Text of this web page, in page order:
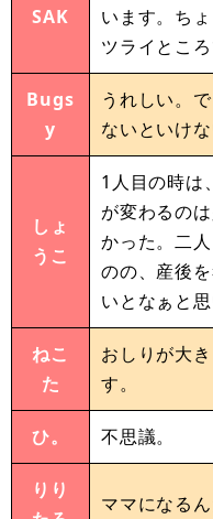
SAK
います。ち
ツライとこ
Bugs
y
うれしい。
ないといけな
しょ
うこ
1人目の時は
が変わるの
かった。二
のの、産後
いとなぁと思
ねこ
た
おしりが大
す。
ひ。 不思議。
りり
ママになる